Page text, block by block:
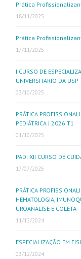
Prática
18/11/2025
Prática
17/11/2025
I CURSO DE
UNIVERSITÁRIO DA USP
03/10/2025
PRÁTICA
PEDIÁTRICA | 2026 T1
01/10/2025
PAD: XII CURSO DE
17/07/2025
PRÁTICA
HEMATOLOGIA,
UROANÁLISE E COLETA
11/12/2024
ESPECIALIZAÇÃO EM
03/12/2024